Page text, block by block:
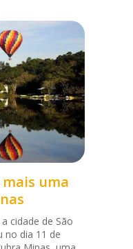
mais uma
cidade de São
no dia 11 de